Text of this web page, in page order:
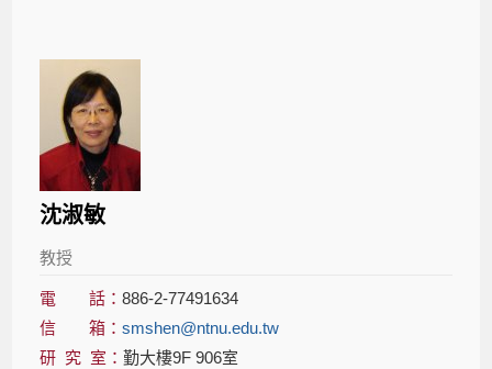
沈淑敏
教授
電 話：886-2-77491634
信 箱：smshen@ntnu.edu.tw
研 究 室：勤大樓9F 906室